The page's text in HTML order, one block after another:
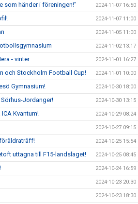
som händer i föreningen!" 2024-11-07 16:50
2024-11-07 11:00
2024-11-05 11:00
2024-11-02 13:17
- vinter 2024-11-01 16:27
och Stockholm Football Cup! 2024-11-01 10:00
Gymnasium! 2024-10-30 18:00
Jordanger! 2024-10-30 13:15
Kvantum! 2024-10-29 08:24
2024-10-27 09:15
2024-10-25 15:54
uttagna till F15-landslaget! 2024-10-25 08:45
2024-10-24 16:59
2024-10-23 20:30
2024-10-23 18:30